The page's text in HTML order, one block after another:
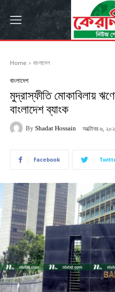
Home বাংলাদেশ
বাংলাদেশ
মুদ্রাস্ফীতি মোকাবিলায়
বাংলাদেশ ব্যাংক
By Shadat Hossain অক্টোবর ৬,
Facebook